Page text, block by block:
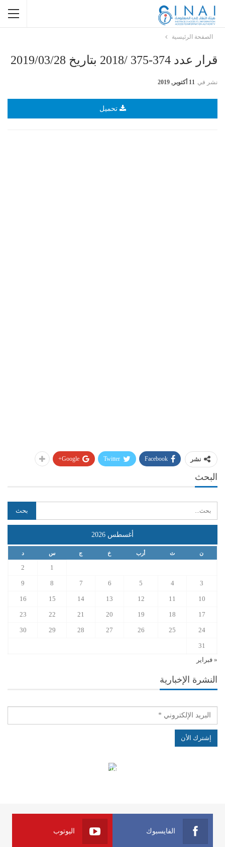
الصفحة الرئيسية
قرار عدد 374-375 /2018 بتاريخ 2019/03/28
نشر في 11 أكتوبر, 2019
تحميل
نشر Facebook
Twitter
Google+
البحث
أغسطس 2026
ن ث أرب خ ج س د
1
2
3
4
5
6
7
8
9
10
11
12
13
14
15
16
17
18
19
20
21
22
23
24
25
26
27
28
29
30
31
« فبراير
النشرة الإخبارية
الهياكل الخاضعة لقانون النفاذ إلى المعلومة
الفايسبوك اليوتوب